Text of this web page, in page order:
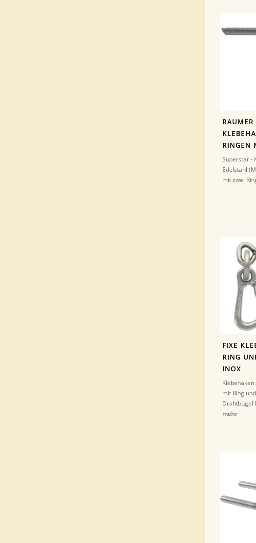
RAUMER
RINGEN
Superstar -
Edelstahl
mit zwei
FIXE
RING
INOX
mit Ring
Drahtbügel
mehr